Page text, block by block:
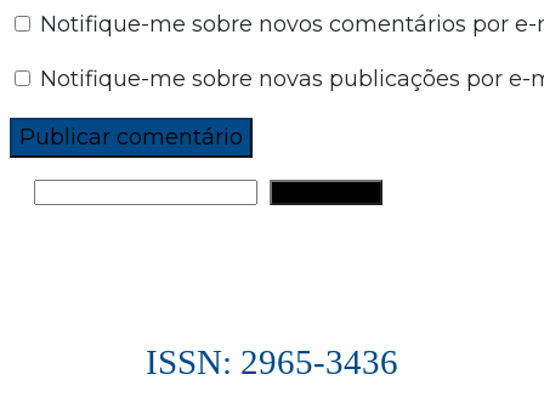
Notifique-me sobre novos comentários por e-
Notifique-me sobre novas publicações por e-
ISSN: 2965-3436